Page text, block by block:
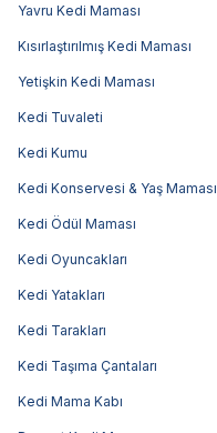
Yavru Kedi Maması
Kısırlaştırılmış Kedi Maması
Yetişkin Kedi Maması
Kedi Tuvaleti
Kedi Kumu
Kedi Konservesi & Yaş Maması
Kedi Ödül Maması
Kedi Oyuncakları
Kedi Yatakları
Kedi Tarakları
Kedi Taşıma Çantaları
Kedi Mama Kabı